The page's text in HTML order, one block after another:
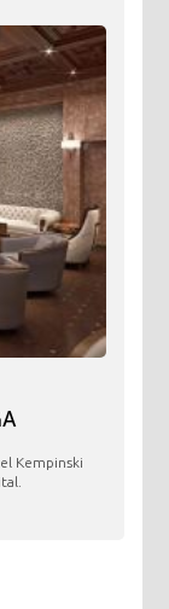
Kempinski